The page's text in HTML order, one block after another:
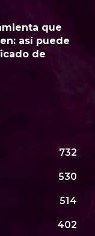
que
así puede
de
732
530
514
402